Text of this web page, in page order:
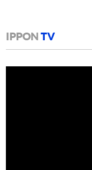
IPPONTV